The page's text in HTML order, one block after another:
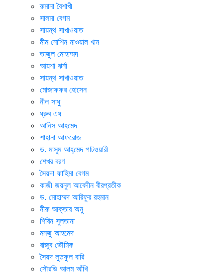
রুমানা বৈশাখী
সালমা বেগম
সায়ন্থ সাখাওয়াত
মীম নোশিন নাওয়াল খান
তাজুল মোহাম্মদ
আয়শা ঝর্না
সায়ন্থ সাখাওয়াত
মোজাফফর হোসেন
নীল সাধু
ধ্রুব এষ
আনিস আহমেদ
শাহানা আফরোজ
ড. মাসুম আহ্‌মেদ পাটওয়ারী
শেখর বরণ
সৈয়দা ফাহিমা বেগম
কাজী জয়নুল আবেদীন বীরপ্রতীক
ড. মোহাম্মদ আরিফুর রহমান
নীরু আক্তার অনু
শিরিন সুলতানা
মনজু আহমেদ
রাজুব ভৌমিক
সৈয়দ লুতফুল বারি
সৌরভি আলম আঁখি